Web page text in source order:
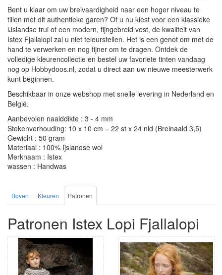
Bent u klaar om uw breivaardigheid naar een hoger niveau te
tillen met dit authentieke garen? Of u nu kiest voor een klassieke
IJslandse trui of een modern, fijngebreid vest, de kwaliteit van
Istex Fjallalopi zal u niet teleurstellen. Het is een genot om met de
hand te verwerken en nog fijner om te dragen. Ontdek de
volledige kleurencollectie en bestel uw favoriete tinten vandaag
nog op Hobbydoos.nl, zodat u direct aan uw nieuwe meesterwerk
kunt beginnen.
Beschikbaar in onze webshop met snelle levering in Nederland en
België.
Aanbevolen naalddikte : 3 - 4 mm
Stekenverhouding: 10 x 10 cm = 22 st x 24 nld (Breinaald 3,5)
Gewicht : 50 gram
Materiaal : 100% Ijslandse wol
Merknaam : Istex
wassen : Handwas
Boven Kleuren Patronen
Patronen Istex Lopi Fjallalopi